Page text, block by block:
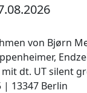
von Bjørn
mit dt. UT silent
| 13347 Berlin